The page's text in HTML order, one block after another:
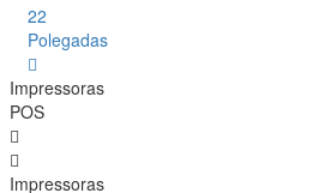
22
Polegadas
Impressoras
POS
Impressoras